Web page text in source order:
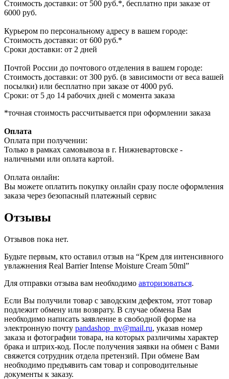
Стоимость доставки: от 500 руб.*, бесплатно при заказе от
6000 руб.
Курьером по персональному адресу в вашем городе:
Стоимость доставки: от 600 руб.*
Сроки доставки: от 2 дней
Почтой России до почтового отделения в вашем городе:
Стоимость доставки: от 300 руб. (в зависимости от веса вашей
посылки) или бесплатно при заказе от 4000 руб.
Сроки: от 5 до 14 рабочих дней с момента заказа
*точная стоимость рассчитывается при оформлении заказа
Оплата
Оплата при получении:
Только в рамках самовывоза в г. Нижневартовске -
наличными или оплата картой.
Оплата онлайн:
Вы можете оплатить покупку онлайн сразу после оформления
заказа через безопасный платежный сервис
Отзывы
Отзывов пока нет.
Будьте первым, кто оставил отзыв на “Крем для интенсивного
увлажнения Real Barrier Intense Moisture Cream 50ml”
Для отправки отзыва вам необходимо авторизоваться.
Если Вы получили товар с заводским дефектом, этот товар
подлежит обмену или возврату. В случае обмена Вам
необходимо написать заявление в свободной форме на
электронную почту pandashop_nv@mail.ru, указав номер
заказа и фотографии товара, на которых различимы характер
брака и штрих-код. После получения заявки на обмен с Вами
свяжется сотрудник отдела претензий. При обмене Вам
необходимо предъявить сам товар и сопроводительные
документы к заказу.